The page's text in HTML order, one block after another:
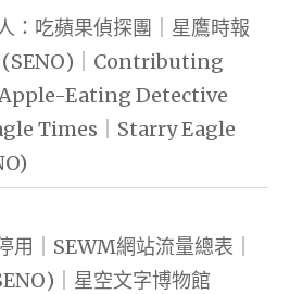
：吃蘋果偵探團｜星鷹時報
(SENO)｜Contributing
Eating Detective
Times｜Starry Eagle
｜SEWM網站流量總表｜
｜星空文字博物館